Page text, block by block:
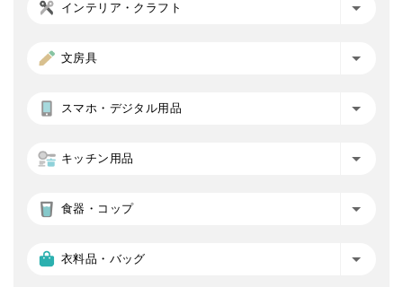
インテリア・クラフト
文房具
スマホ・デジタル用品
キッチン用品
食器・コップ
衣料品・バッグ